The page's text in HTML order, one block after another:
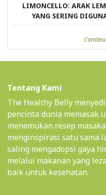
LIMONCELLO: ARAK
YANG SERING
Tentang Kami
The Healthy Belly
pencinta dunia memasak
menemukan resep
menginspirasi satu sama
saling mengadopsi gaya
melalui makanan yang
baik untuk kesehatan.